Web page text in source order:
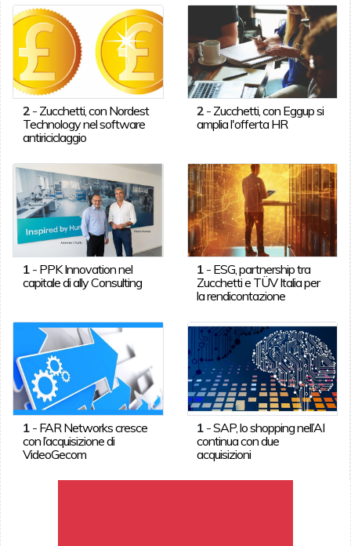
2- Zucchetti, con Nordest
Technology nel software
antiriciclaggio
2 - Zucchetti, con Eggup si
amplia l'offerta HR
1- PPK Innovation nel
capitale di ally Consulting
1 - ESG, partnership tra
Zucchetti e TÜV Italia per
la rendicontazione
1- FAR Networks cresce
con l’acquisizione di
VideoGecom
1 -SAP, lo shopping nell’AI
continua con due
acquisizioni